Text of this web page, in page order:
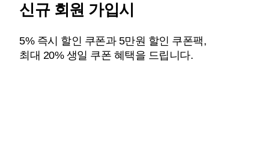
신규 회원 가입시
5% 즉시 할인 쿠폰과 5만원 할인 쿠폰팩,
최대 20% 생일 쿠폰 혜택을 드립니다.